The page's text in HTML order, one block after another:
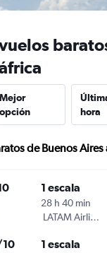
Mejor
opción
hora
de Buenos
1 escala
28 h 40 min
LATAM Airlines
1 escala